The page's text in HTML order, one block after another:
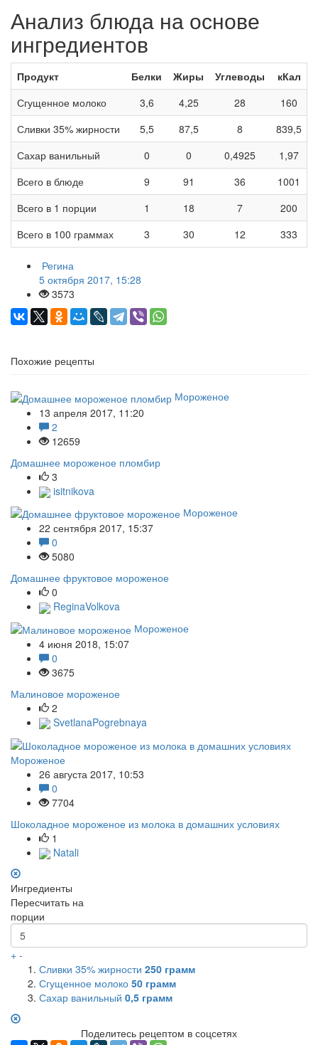
Анализ блюда на основе
ингредиентов
Продукт Белки Жиры Углеводы
кКал
Сгущенное молоко
3,6 4,25 28
160
Сливки 35% жирности
5,5 87,5 8
839,5
Сахар ванильный
0 0 0,4925
1,97
Всего в блюде
9 91 36
1001
Всего в 1 порции
1 18 7
200
Всего в 100 граммах
3 30 12 333
Регина
5 октября 2017, 15:28
3573
Похожие рецепты
Мороженое
13 апреля 2017, 11:20
2
12659
Домашнее мороженое пломбир
3
isitnikova
Мороженое
22 сентября 2017, 15:37
0
5080
Домашнее фруктовое мороженое
0
ReginaVolkova
Мороженое
4 июня 2018, 15:07
0
3675
Малиновое мороженое
2
SvetlanaPogrebnaya
Мороженое
26 августа 2017, 10:53
0
7704
Шоколадное мороженое из молока в домашних условиях
1
Natali
Ингредиенты
Пересчитать на
порции
+ -
Сливки 35% жирности 250 грамм
Сгущенное молоко 50 грамм
Сахар ванильный 0,5 грамм
Поделитесь рецептом в соцсетях